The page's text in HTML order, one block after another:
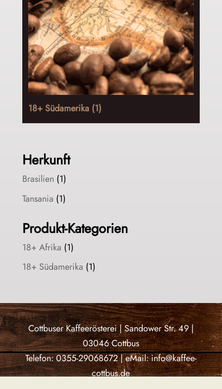
18+ Südamerika (1)
Herkunft
Brasilien (1)
Tansania (1)
Produkt-Kategorien
18+ Afrika (1)
18+ Südamerika (1)
Cottbuser Kaffeerösterei | Sandower Str. 49 |
03046 Cottbus
Telefon: 0355-29068672 | eMail: info@kaffee-
cottbus.de